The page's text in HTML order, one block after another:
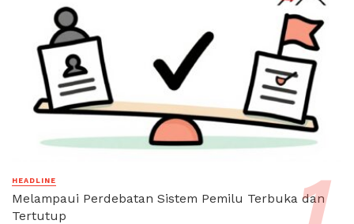
HEADLINE
Melampaui Perdebatan Sistem Pemilu Terbuka dan
Tertutup